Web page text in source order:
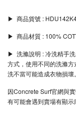
▶︎ 商品貨號 :
▶︎ 商品材質 : 100%
▶︎ 洗滌說明 : 冷洗精手
方式，使用不同的洗滌
洗不當可能造成衣物損壞
因Concrete Surf官網與
有可能會遇到賣場有顯示